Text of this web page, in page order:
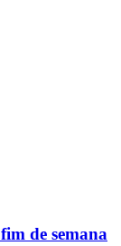
de semana